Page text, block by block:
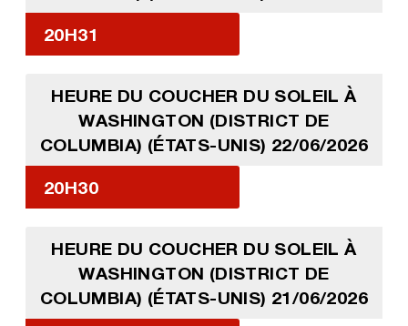
20H31
HEURE DU COUCHER DU SOLEIL À
WASHINGTON (DISTRICT DE
COLUMBIA) (ÉTATS-UNIS) 22/06/2026
20H30
HEURE DU COUCHER DU SOLEIL À
WASHINGTON (DISTRICT DE
COLUMBIA) (ÉTATS-UNIS) 21/06/2026